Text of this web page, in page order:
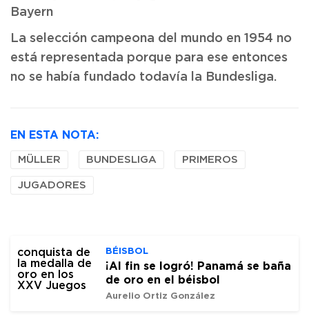
Bayern
La selección campeona del mundo en 1954 no
está representada porque para ese entonces
no se había fundado todavía la Bundesliga.
EN ESTA NOTA:
MÜLLER BUNDESLIGA PRIMEROS
JUGADORES
BÉISBOL
¡Al fin se logró! Panamá se baña
de oro en el béisbol
Aurelio Ortiz González